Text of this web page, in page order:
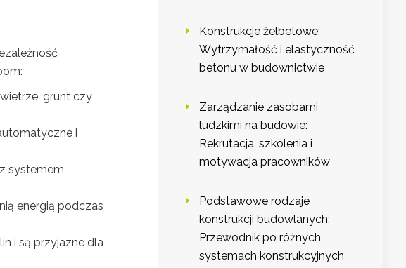
grunt czy
i
systemem
energią podczas
i są przyjazne dla
Konstrukcje żelbetowe:
Wytrzymałość i elastyczność
betonu w budownictwie
Zarządzanie zasobami
ludzkimi na budowie:
Rekrutacja, szkolenia i
motywacja pracowników
Podstawowe rodzaje
konstrukcji budowlanych:
Przewodnik po różnych
systemach konstrukcyjnych